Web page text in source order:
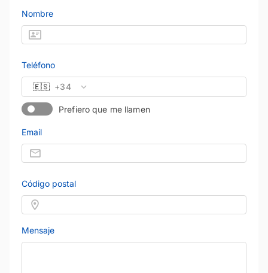
Nombre
Teléfono
🇪🇸 +34
Prefiero que me llamen
Email
Código postal
Mensaje